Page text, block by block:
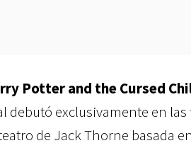
Potter and the Cursed
debutó exclusivamente en las
de Jack Thorne basada